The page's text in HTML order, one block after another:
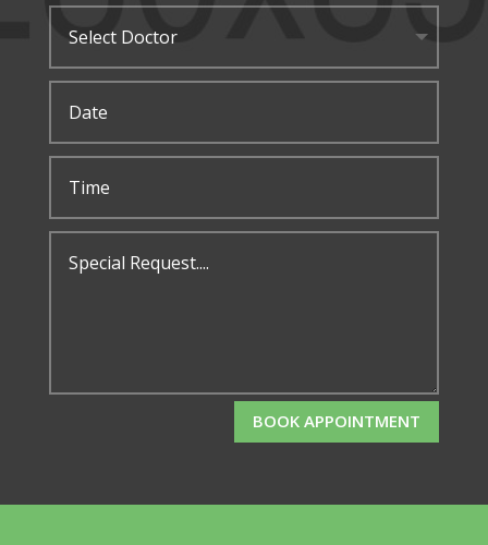
BOOK APPOINTMENT